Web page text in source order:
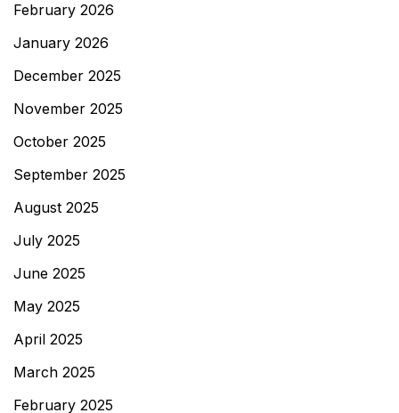
February 2026
January 2026
December 2025
November 2025
October 2025
September 2025
August 2025
July 2025
June 2025
May 2025
April 2025
March 2025
February 2025